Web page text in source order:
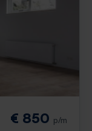
€ 850 p/m